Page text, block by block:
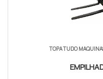
TOPA TUDO